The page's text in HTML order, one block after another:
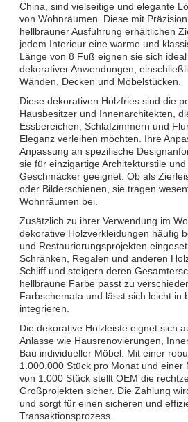
China, sind vielseitige und elegante
von Wohnräumen. Diese mit
hellbrauner Ausführung erhältlichen
jedem Interieur eine warme und
Länge von 8 Fuß eignen sie sich
dekorativer Anwendungen,
Wänden, Decken und Möbelstücken.
Diese dekorativen Holzfries sind die
Hausbesitzer und Innenarchitekten,
Essbereichen, Schlafzimmern und
Eleganz verleihen möchten. Ihre
Anpassung an spezifische
sie für einzigartige Architekturstile
Geschmäcker geeignet. Ob als
oder Bilderschienen, sie tragen
Wohnräumen bei.
Zusätzlich zu ihrer Verwendung im
dekorative Holzverkleidungen häufig
und Restaurierungsprojekten
Schränken, Regalen und anderen
Schliff und steigern deren
hellbraune Farbe passt zu
Farbschemata und lässt sich leicht in
integrieren.
Die dekorative Holzleiste eignet sich
Anlässe wie Hausrenovierungen,
Bau individueller Möbel. Mit einer
1.000.000 Stück pro Monat und einer
von 1.000 Stück stellt OEM die
Großprojekten sicher. Die Zahlung
und sorgt für einen sicheren und
Transaktionsprozess.